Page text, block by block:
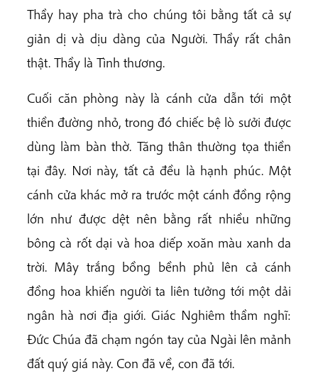
Thầy hay pha trà cho chúng tôi bằng tất cả sự
giản dị và dịu dàng của Người. Thầy rất chân
thật. Thầy là Tình thương.
Cuối căn phòng này là cánh cửa dẫn tới một
thiền đường nhỏ, trong đó chiếc bệ lò sưởi được
dùng làm bàn thờ. Tăng thân thường tọa thiền
tại đây. Nơi này, tất cả đều là hạnh phúc. Một
cánh cửa khác mở ra trước một cánh đồng rộng
lớn như được dệt nên bằng rất nhiều những
bông cà rốt dại và hoa diếp xoăn màu xanh da
trời. Mây trắng bồng bềnh phủ lên cả cánh
đồng hoa khiến người ta liên tưởng tới một dải
ngân hà nơi địa giới. Giác Nghiêm thầm nghĩ:
Đức Chúa đã chạm ngón tay của Ngài lên mảnh
đất quý giá này. Con đã về, con đã tới.